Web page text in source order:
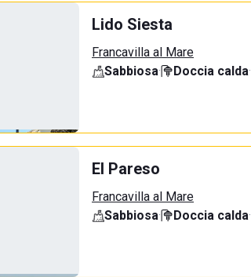
Lido Siesta
Francavilla al Mare
Sabbiosa· Doccia calda·
El Pareso
Francavilla al Mare
Sabbiosa· Doccia calda·